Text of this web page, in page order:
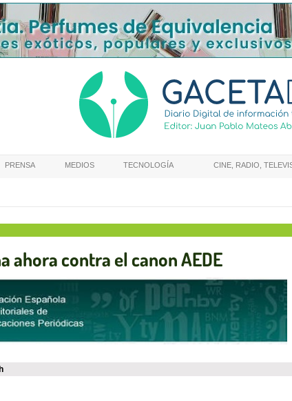
PRENSA MEDIOS TECNOLOGÍA CINE, RADIO,
ahora contra el canon AEDE